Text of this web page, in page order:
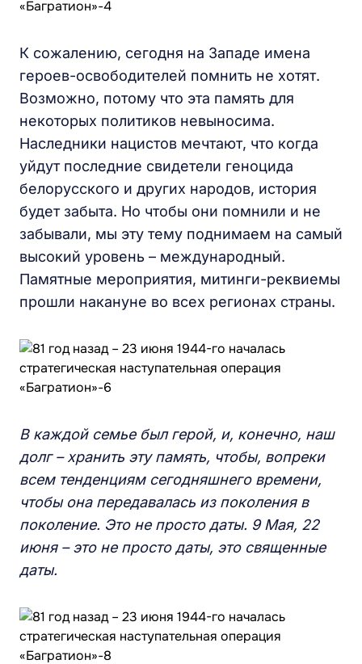
К сожалению, сегодня на Западе имена
героев-освободителей помнить не хотят.
Возможно, потому что эта память для
некоторых политиков невыносима.
Наследники нацистов мечтают, что когда
уйдут последние свидетели геноцида
белорусского и других народов, история
будет забыта. Но чтобы они помнили и не
забывали, мы эту тему поднимаем на самый
высокий уровень – международный.
Памятные мероприятия, митинги-реквиемы
прошли накануне во всех регионах страны.
В каждой семье был герой, и, конечно, наш
долг – хранить эту память, чтобы, вопреки
всем тенденциям сегодняшнего времени,
чтобы она передавалась из поколения в
поколение. Это не просто даты. 9 Мая, 22
июня – это не просто даты, это священные
даты.